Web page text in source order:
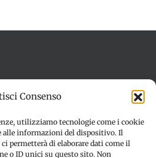
Consenso
utilizziamo tecnologie come i cookie
alle informazioni del dispositivo. Il
permetterà di elaborare dati come il
o ID unici su questo sito. Non